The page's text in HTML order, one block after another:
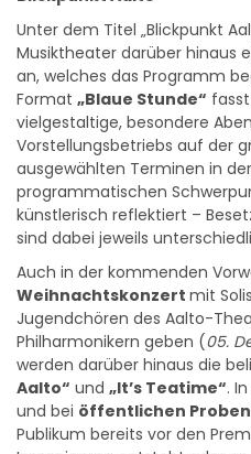
Musiktheater darüber hinaus
an, welches das Programm
Format„Blaue Stunde“fasst
vielgestaltige, besondere
Vorstellungsbetriebs auf der
ausgewählten Terminen in
programmatischen
künstlerisch reflektiert –
sind dabei jeweils
Weihnachtskonzertmit
Jugendchören des Aalto-
Philharmonikern geben (05.
werden darüber hinaus die
Aalto“und„It’s Teatime“.
und beiöffentlichen
Publikum bereits vor den
Inszenierung entsteht oder